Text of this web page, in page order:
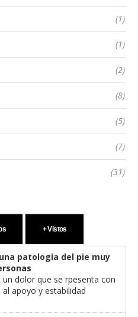
(1)
(1)
(2)
(8)
(5)
(7)
(31)
+ Vistos
patologia del pie muy
un dolor que se rpesenta con
apoyo y estabilidad